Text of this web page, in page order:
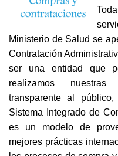
Ministerio de Salud se
Contratación
ser una entidad que
realizamos
transparente al
Sistema Integrado de
es un modelo de
mejores prácticas